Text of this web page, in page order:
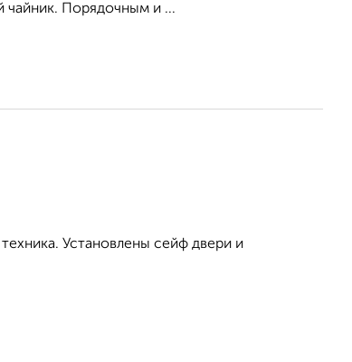
чайник. Порядочным и ...
Установлены сейф двери и